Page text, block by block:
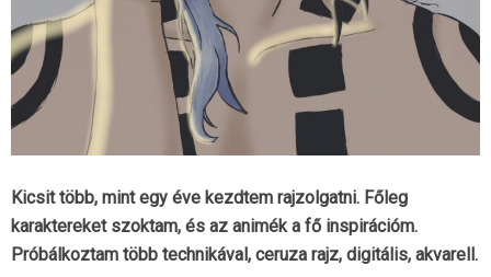
Kicsit több, mint egy éve kezdtem rajzolgatni. Főleg
karaktereket szoktam, és az animék a fő inspirációm.
Próbálkoztam több technikával, ceruza rajz, digitális, akvarell.